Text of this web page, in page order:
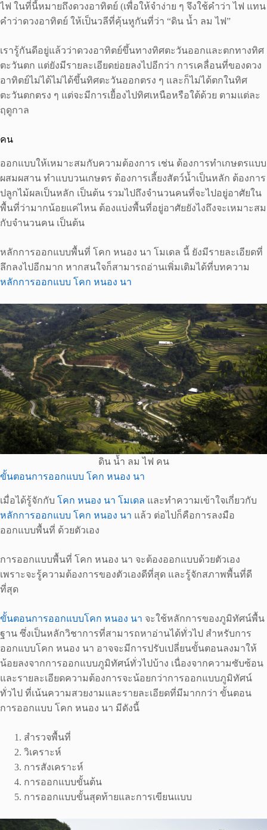
ไฟ ในที่นี้หมายถึงดวงอาทิตย์ (เพื่อให้จำง่าย ๆ จึงใช้คำว่า ไฟ แทน
คำว่าดวงอาทิตย์ ให้เป็นวลีที่คุ้นหูกันที่ว่า “ดิน น้ำ ลม ไฟ”
เรารู้กันดีอยู่แล้วว่าดวงอาทิตย์ขึ้นทางทิศตะวันออกและตกทางทิศ
ตะวันตก แต่ยังมีรายละเอียดย่อยลงไปอีกว่า การเคลื่อนที่ของดวง
อาทิตย์ไม่ได้ไม่ได้ขึ้นทิศตะวันออกตรง ๆ และก็ไม่ได้ตกในทิศ
ตะวันตกตรง ๆ แต่จะมีการเยื้องไปทิศเหนือหรือใต้ด้วย ตามแต่ละ
ฤดูกาล
คน
ออกแบบให้เหมาะสมกับความต้องการ เช่น ต้องการทำเกษตรแบบ
ผสมผสาน ทำแบบวนเกษตร ต้องการเลี้ยงสัตว์น้ำเป็นหลัก ต้องการ
ปลูกไม้ผลเป็นหลัก เป็นต้น รวมไปถึงจำนวนคนที่จะไปอยู่อาศัยใน
พื้นที่ว่ามากน้อยแค่ไหน ต้องแบ่งพื้นที่อยู่อาศัยยังไงถึงจะเหมาะสม
กับจำนวนคน เป็นต้น
หลักการออกแบบพื้นที่ โคก หนอง นา โมเดล นี้ ยังมีรายละเอียดที่
ลึกลงไปอีกมาก หากสนใจก็สามารถอ่านเพิ่มเติมได้ที่บทความ
หลักการออกแบบ โคก หนอง นา
ดิน น้ำ ลม ไฟ คน
ขั้นตอนการออกแบบ โคก หนอง นา
เมื่อได้รู้จักกับ โคก หนอง นา โมเดล และทำความเข้าใจเกี่ยวกับ
หลักการออกแบบ โคก หนอง นา แล้ว ต่อไปก็คือการลงมือ
ออกแบบพื้นที่ ด้วยตัวเอง
การออกแบบพื้นที่ โคก หนอง นา จะต้องออกแบบด้วยตัวเอง
เพราะจะรู้ความต้องการของตัวเองดีที่สุด และรู้จักสภาพพื้นที่ดี
ที่สุด
ขั้นตอนการออกแบบโคก หนอง นา จะใช้หลักการของภูมิทัศน์พื้น
ฐาน ซึ่งเป็นหลักวิชาการที่สามารถหาอ่านได้ทั่วไป สำหรับการ
ออกแบบโคก หนอง นา อาจจะมีการปรับเปลี่ยนขั้นตอนลงมาให้
น้อยลงจากการออกแบบภูมิทัศน์ทั่วไปบ้าง เนื่องจากความซับซ้อน
และรายละเอียดความต้องการจะน้อยกว่าการออกแบบภูมิทัศน์
ทั่วไป ที่เน้นความสวยงามและรายละเอียดที่มีมากกว่า ขั้นตอน
การออกแบบ โคก หนอง นา มีดังนี้
สำรวจพื้นที่
วิเคราะห์
การสังเคราะห์
การออกแบบขั้นต้น
การออกแบบขั้นสุดท้ายและการเขียนแบบ